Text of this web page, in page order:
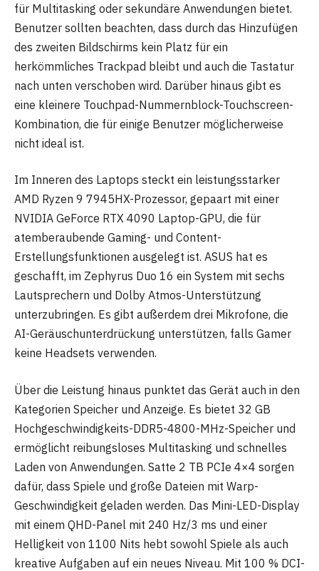
für Multitasking oder sekundäre Anwendungen bietet.
Benutzer sollten beachten, dass durch das Hinzufügen
des zweiten Bildschirms kein Platz für ein
herkömmliches Trackpad bleibt und auch die Tastatur
nach unten verschoben wird. Darüber hinaus gibt es
eine kleinere Touchpad-Nummernblock-Touchscreen-
Kombination, die für einige Benutzer möglicherweise
nicht ideal ist.
Im Inneren des Laptops steckt ein leistungsstarker
AMD Ryzen 9 7945HX-Prozessor, gepaart mit einer
NVIDIA GeForce RTX 4090 Laptop-GPU, die für
atemberaubende Gaming- und Content-
Erstellungsfunktionen ausgelegt ist. ASUS hat es
geschafft, im Zephyrus Duo 16 ein System mit sechs
Lautsprechern und Dolby Atmos-Unterstützung
unterzubringen. Es gibt außerdem drei Mikrofone, die
AI-Geräuschunterdrückung unterstützen, falls Gamer
keine Headsets verwenden.
Über die Leistung hinaus punktet das Gerät auch in den
Kategorien Speicher und Anzeige. Es bietet 32 ​​GB
Hochgeschwindigkeits-DDR5-4800-MHz-Speicher und
ermöglicht reibungsloses Multitasking und schnelles
Laden von Anwendungen. Satte 2 TB PCIe 4×4 sorgen
dafür, dass Spiele und große Dateien mit Warp-
Geschwindigkeit geladen werden. Das Mini-LED-Display
mit einem QHD-Panel mit 240 Hz/3 ms und einer
Helligkeit von 1100 Nits hebt sowohl Spiele als auch
kreative Aufgaben auf ein neues Niveau. Mit 100 % DCI-